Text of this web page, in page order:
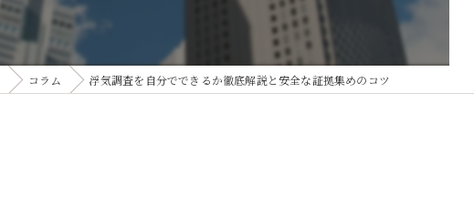
コラム 浮気調査を自分でできるか徹底解説と安全な証拠集めのコツ